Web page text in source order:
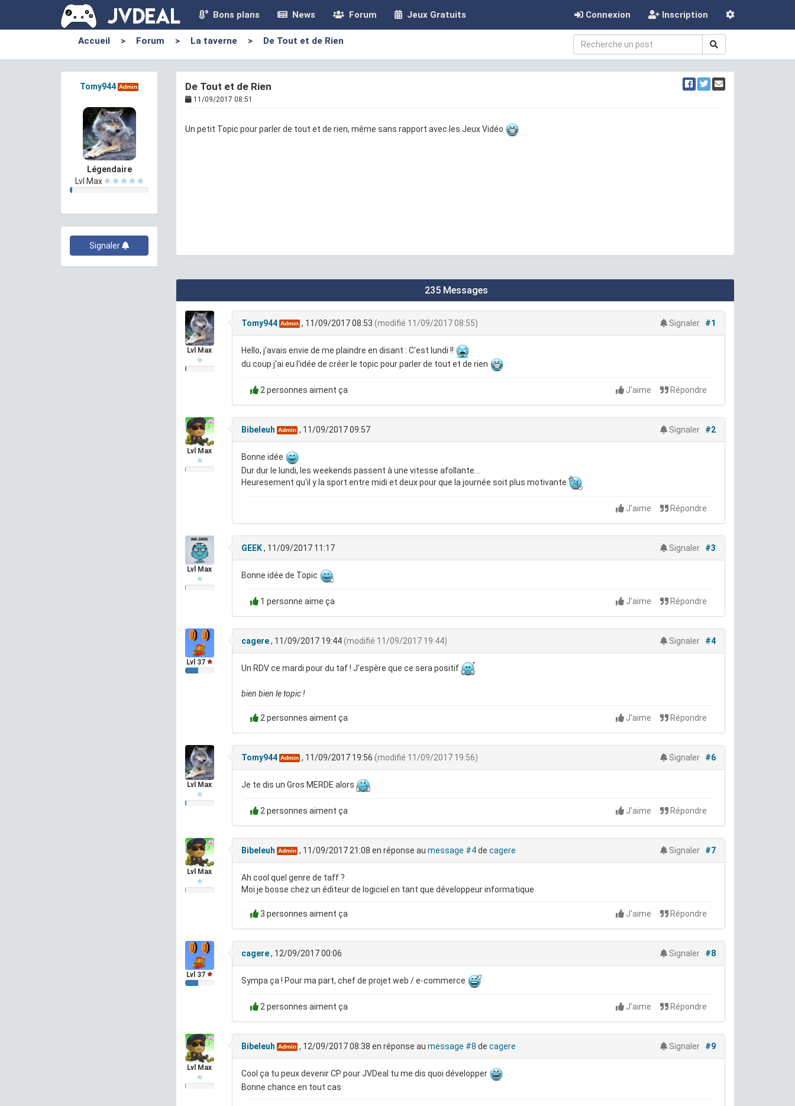
Bons plans News Forum Jeux Gratuits Connexion Inscription
Accueil > Forum > La taverne > De Tout et de Rien
De Tout et de Rien
11/09/2017 08:51
Un petit Topic pour parler de tout et de rien, même sans rapport avec les Jeux Vidéo
Tomy944 Admin
Légendaire
Lvl Max
Signaler
235 Messages
Lvl Max
Tomy944 Admin, 11/09/2017 08:53 (modifié 11/09/2017 08:55) Signaler #1
Hello, j'avais envie de me plaindre en disant : C'est lundi !!
du coup j'ai eu l'idée de créer le topic pour parler de tout et de rien
2 personnes aiment ça J'aime Répondre
Lvl Max
Bibeleuh Admin, 11/09/2017 09:57 Signaler #2
Bonne idée
Dur dur le lundi, les weekends passent à une vitesse afollante...
Heuresement qu'il y la sport entre midi et deux pour que la journée soit plus motivante
J'aime Répondre
Lvl Max
GEEK, 11/09/2017 11:17 Signaler #3
Bonne idée de Topic
1 personne aime ça J'aime Répondre
Lvl 37
cagere, 11/09/2017 19:44 (modifié 11/09/2017 19:44) Signaler #4
Un RDV ce mardi pour du taf ! J'espère que ce sera positif
bien bien le topic !
2 personnes aiment ça J'aime Répondre
Lvl Max
Tomy944 Admin, 11/09/2017 19:56 (modifié 11/09/2017 19:56) Signaler #6
Je te dis un Gros MERDE alors
2 personnes aiment ça J'aime Répondre
Lvl Max
Bibeleuh Admin, 11/09/2017 21:08 en réponse au message #4de cagere Signaler #7
Ah cool quel genre de taff ?
Moi je bosse chez un éditeur de logiciel en tant que développeur informatique
3 personnes aiment ça J'aime Répondre
Lvl 37
cagere, 12/09/2017 00:06 Signaler #8
Sympa ça ! Pour ma part, chef de projet web / e-commerce
2 personnes aiment ça J'aime Répondre
Lvl Max
Bibeleuh Admin, 12/09/2017 08:38 en réponse au message #8 de cagere Signaler #9
Cool ça tu peux devenir CP pour JVDeal tu me dis quoi développer
Bonne chance en tout cas